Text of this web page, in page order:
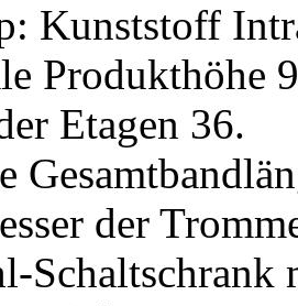
Kunststoff
Produkthöhe
Etagen 36.
der